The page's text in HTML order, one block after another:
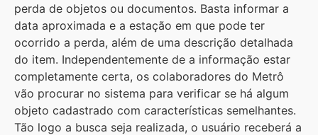
perda de objetos ou documentos. Basta informar a
data aproximada e a estação em que pode ter
ocorrido a perda, além de uma descrição detalhada
do item. Independentemente de a informação estar
completamente certa, os colaboradores do Metrô
vão procurar no sistema para verificar se há algum
objeto cadastrado com características semelhantes.
Tão logo a busca seja realizada, o usuário receberá a